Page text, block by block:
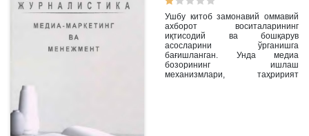
Ушбу китоб замонавий оммавий
ахборот воситаларининг
иқтисодий ва бошқарув
асосларини ўрганишга
бағишланган. Унда медиа
бозорининг ишлаш
механизмлари, таҳририят